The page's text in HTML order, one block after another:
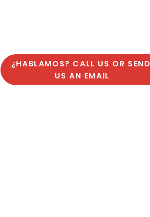
¿HABLAMOS? CALL US OR SEND
US AN EMAIL